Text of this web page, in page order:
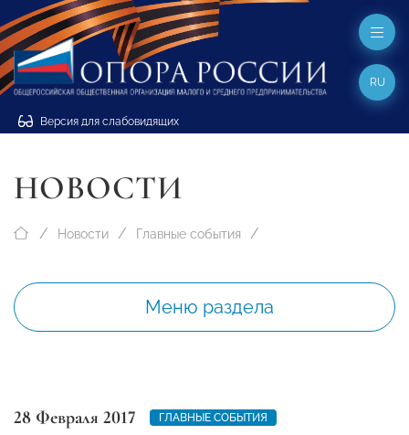
Версия для слабовидящих
RU
НОВОСТИ
Новости Главные события
Меню раздела
28 Февраля 2017 ГЛАВНЫЕ СОБЫТИЯ